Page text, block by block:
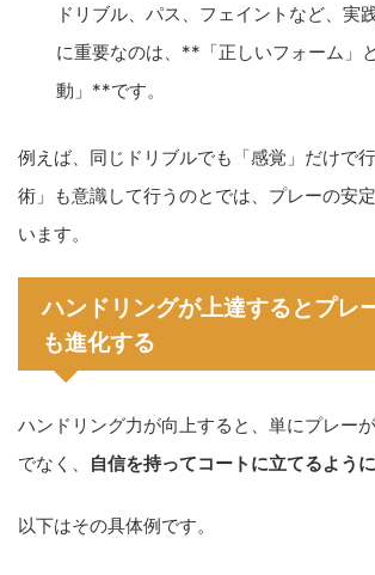
ドリブル、パス、フェイントなど、実
に重要なのは、**「正しいフォーム」
動」**です。
例えば、同じドリブルでも「感覚」だけで
術」も意識して行うのとでは、プレーの安
います。
ハンドリングが上達するとプレ
も進化する
ハンドリング力が向上すると、単にプレー
でなく、
自信を持ってコートに立てるよう
以下はその具体例です。